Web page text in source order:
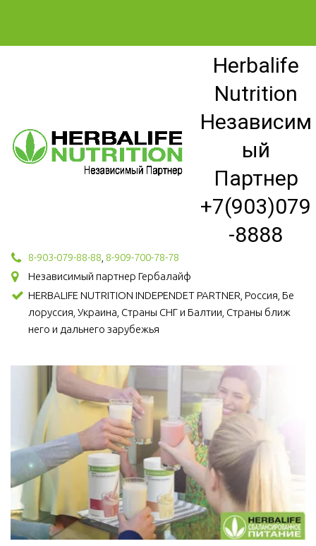
Herbalife
Nutrition
Независим
ый
Партнер
+7(903)079
-8888
8-903-079-88-88 8-909-700-78-78
Независимый партнер Гербалайф
HERBALIFE NUTRITION INDEPENDET PARTNER, Россия, Бе
лоруссия, Украина, Страны СНГ и Балтии, Страны ближ
него и дальнего зарубежья